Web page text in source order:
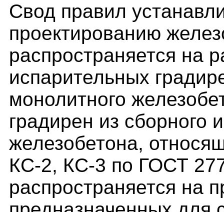
Свод правил
проектированию
распространяется на
испарительных
монолитного
градирен из сборного
железобетона,
КС-2, КС-3 по ГОСТ
распространяется на